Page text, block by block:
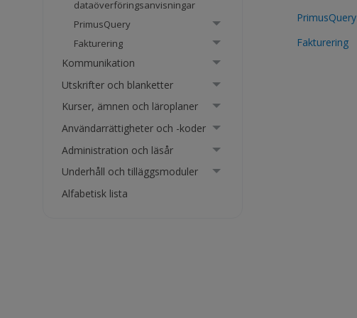
dataöverföringsanvisningar
PrimusQuery
Fakturering
Kommunikation
Utskrifter och blanketter
Kurser, ämnen och läroplaner
Användarrättigheter och -koder
Administration och läsår
Underhåll och tilläggsmoduler
Alfabetisk lista
PrimusQuery
Fakturering